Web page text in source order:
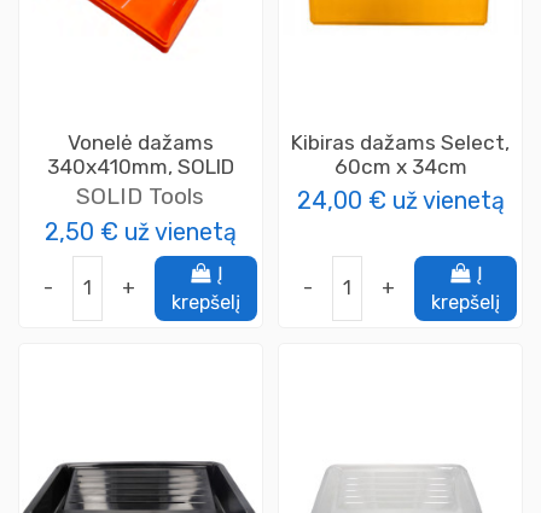
Vonelė dažams
340x410mm, SOLID
SOLID Tools
2,50 € už vienetą
- +
Į
krepšelį
Kibiras dažams Select,
60cm x 34cm
24,00 € už vienetą
- +
Į
krepšelį